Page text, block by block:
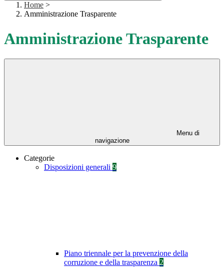
Home >
Amministrazione Trasparente
Amministrazione Trasparente
Menu di
navigazione
Categorie
Disposizioni generali 9
Piano triennale per la prevenzione della
corruzione e della trasparenza 2